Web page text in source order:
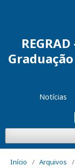
Notícias
Início / Arquivos
/